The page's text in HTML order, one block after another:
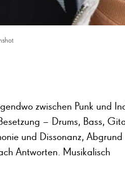
zwischen Punk und
– Drums, Bass,
und Dissonanz, Abgrund
Antworten. Musikalisch